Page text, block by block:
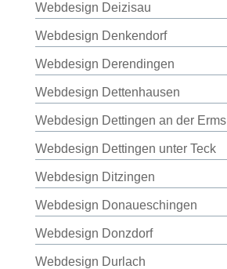
Webdesign Deizisau
Webdesign Denkendorf
Webdesign Derendingen
Webdesign Dettenhausen
Webdesign Dettingen an der Erms
Webdesign Dettingen unter Teck
Webdesign Ditzingen
Webdesign Donaueschingen
Webdesign Donzdorf
Webdesign Durlach